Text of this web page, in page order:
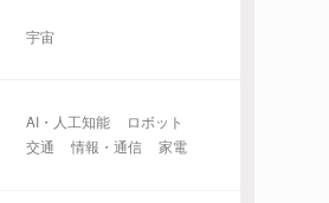
宇宙
AI・人工知能
ロボット
交通
情報・通信 家電